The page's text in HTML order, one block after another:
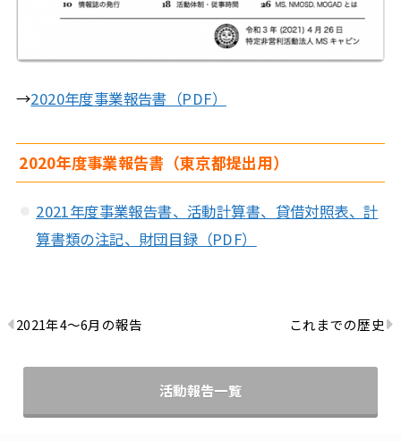
→2020年度事業報告書（PDF）
2020年度事業報告書（東京都提出用）
2021年度事業報告書、活動計算書、貸借対照表、計
算書類の注記、財団目録（PDF）
2021年4～6月の報告 これまでの歴史
活動報告一覧